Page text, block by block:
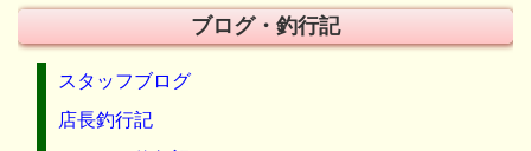
ブログ・釣行記
スタッフブログ
店長釣行記